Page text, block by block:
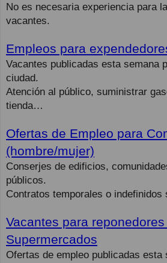
No es necesaria experiencia para
vacantes.
Empleos para
Vacantes publicadas esta semana
ciudad.
Atención al público, suministrar
tienda…
Ofertas de Empleo para
(hombre/mujer)
Conserjes de edificios,
públicos.
Contratos temporales o indefinidos
Vacantes para reponedores
Supermercados
Ofertas de empleo publicadas esta